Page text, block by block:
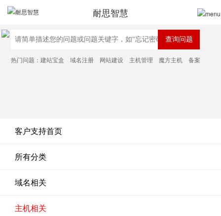
耐思智慧
热门问题：建站宝盒 域名注册 网站建设 主机管理 魔方主机 备案
客户支持首页
所有分类
域名相关
主机相关